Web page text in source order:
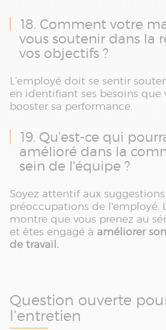
18. Comment votre
vous soutenir dans la
vos objectifs ?
L’employé doit se sentir
en identifiant ses besoins que
booster sa performance.
19. Qu’est-ce qui
amélioré dans la
sein de l'équipe ?
Soyez attentif aux
préoccupations de l'employé.
montre que vous prenez au
et êtes engagé à améliorer
de travail.
Question ouverte
l’entretien